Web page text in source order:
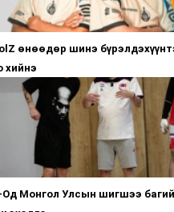
өнөөдөр шинэ
хийнэ
Монгол Улсын шигшээ